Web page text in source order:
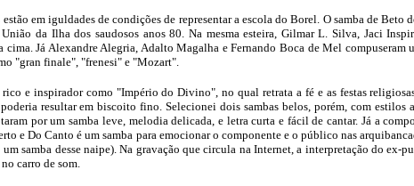
em iguldades de condições de representar a escola do Borel. O samba de Beto
da Ilha dos saudosos anos 80. Na mesma esteira, Gilmar L. Silva, Jaci
Já Alexandre Alegria, Adalto Magalha e Fernando Boca de Mel compuseram
"gran finale", "frenesi" e "Mozart".
e inspirador como "Império do Divino", no qual retrata a fé e as festas
resultar em biscoito fino. Selecionei dois sambas belos, porém, com estilos
por um samba leve, melodia delicada, e letra curta e fácil de cantar. Já a
e Do Canto é um samba para emocionar o componente e o público nas
samba desse naipe). Na gravação que circula na Internet, a interpretação do ex-
carro de som.